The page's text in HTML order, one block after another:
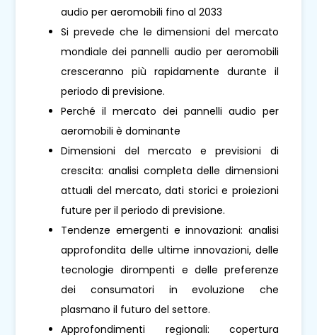
audio per aeromobili fino al 2033
Si prevede che le dimensioni del mercato
mondiale dei pannelli audio per aeromobili
cresceranno più rapidamente durante il
periodo di previsione.
Perché il mercato dei pannelli audio per
aeromobili è dominante
Dimensioni del mercato e previsioni di
crescita: analisi completa delle dimensioni
attuali del mercato, dati storici e proiezioni
future per il periodo di previsione.
Tendenze emergenti e innovazioni: analisi
approfondita delle ultime innovazioni, delle
tecnologie dirompenti e delle preferenze
dei consumatori in evoluzione che
plasmano il futuro del settore.
Approfondimenti regionali: copertura